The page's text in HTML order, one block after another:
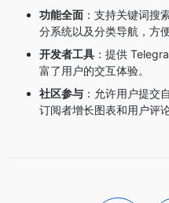
功能全面 ：支持关键词搜
分系统以及分类导航，方
开发者工具 ：提供
富了用户的交互体验。
社区参与 ：允许用户提交
订阅者增长图表和用户评